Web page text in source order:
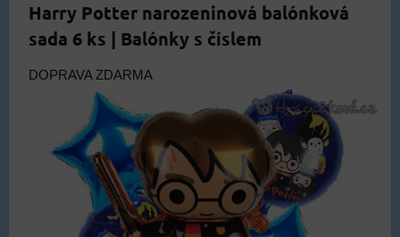
Harry Potter narozeninová balónková
sada 6 ks | Balónky s číslem
DOPRAVA ZDARMA